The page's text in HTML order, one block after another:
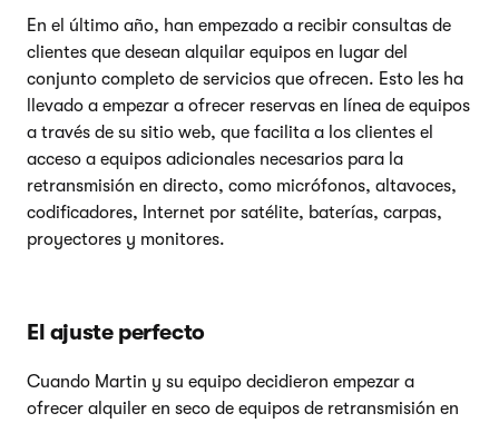
En el último año, han empezado a recibir consultas de
clientes que desean alquilar equipos en lugar del
conjunto completo de servicios que ofrecen. Esto les ha
llevado a empezar a ofrecer reservas en línea de equipos
a través de su sitio web, que facilita a los clientes el
acceso a equipos adicionales necesarios para la
retransmisión en directo, como micrófonos, altavoces,
codificadores, Internet por satélite, baterías, carpas,
proyectores y monitores.
El ajuste perfecto
Cuando Martin y su equipo decidieron empezar a
ofrecer alquiler en seco de equipos de retransmisión en